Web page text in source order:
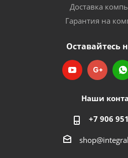
Доставка
Гарантия на
Оставайтесь
Наши
+7 906